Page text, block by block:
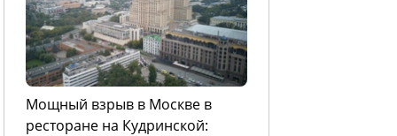
Мощный взрыв в Москве в
ресторане на Кудринской: